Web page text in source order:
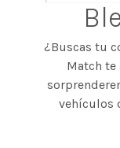
¿Buscas tu
Match te
vehículos